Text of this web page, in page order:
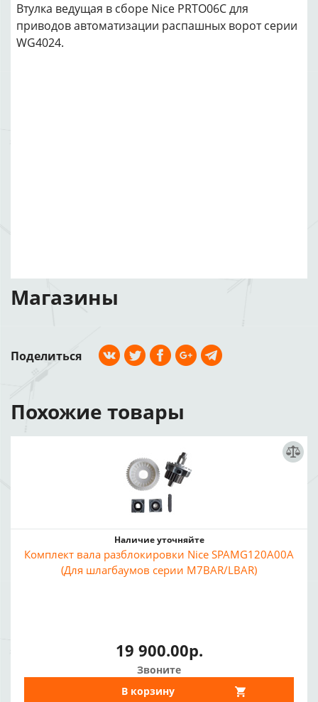
Втулка ведущая в сборе Nice PRTO06C для
приводов автоматизации распашных ворот серии
WG4024.
Магазины
Поделиться
Похожие товары
Наличие уточняйте
Комплект вала разблокировки Nice SPAMG120A00A
(Для шлагбаумов серии M7BAR/LBAR)
19 900.00р.
Звоните
В корзину